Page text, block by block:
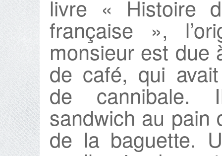
livre « Histoire
française »,
monsieur est due
de café, qui
de cannibale.
sandwich au pain
de la baguette.